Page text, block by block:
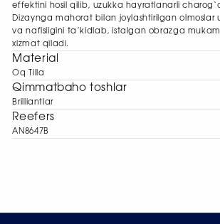
effektini hosil qilib, uzukka hayratlanarli
Dizaynga mahorat bilan joylashtirilgan olmoslar
va nafisligini ta’kidlab, istalgan obrazga
xizmat qiladi.
Material
Oq Tilla
Qimmatbaho toshlar
Brilliantlar
Reefers
AN8647B